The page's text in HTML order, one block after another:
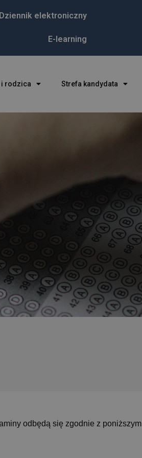
Dziennik elektroniczny
E-learning
i rodzica Strefa kandydata
odbędą się zgodnie z poniższym